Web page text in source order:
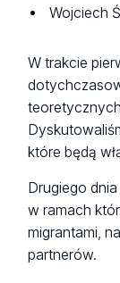
Wojciech
W trakcie
które będą
Drugiego
w ramach
migrantami,
partnerów.